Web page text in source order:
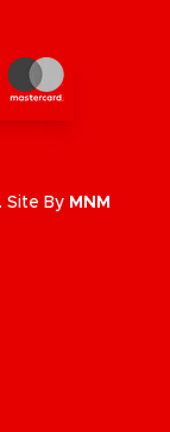
Site By MNM